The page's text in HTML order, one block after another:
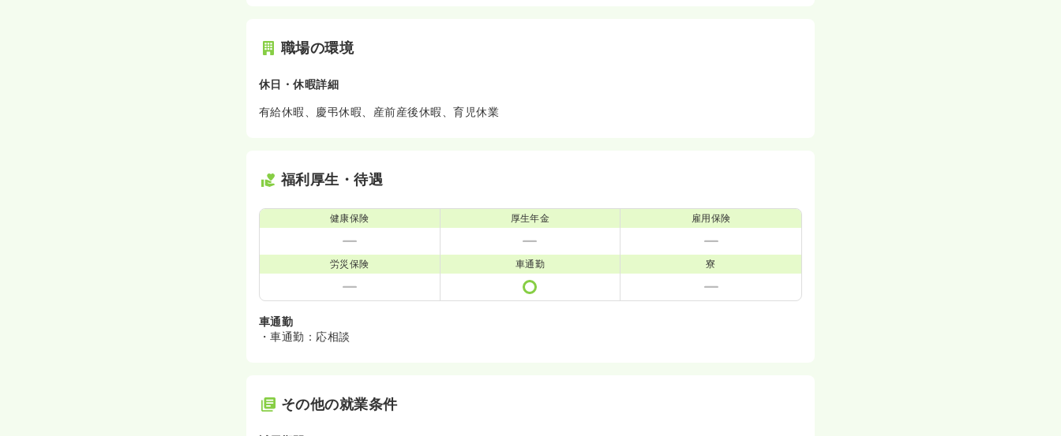
職場の環境
休日・休暇詳細
有給休暇、慶弔休暇、産前産後休暇、育児休業
福利厚生・待遇
健康保険 厚生年金 雇用保険
労災保険 車通勤 寮
車通勤
・車通勤：応相談
その他の就業条件